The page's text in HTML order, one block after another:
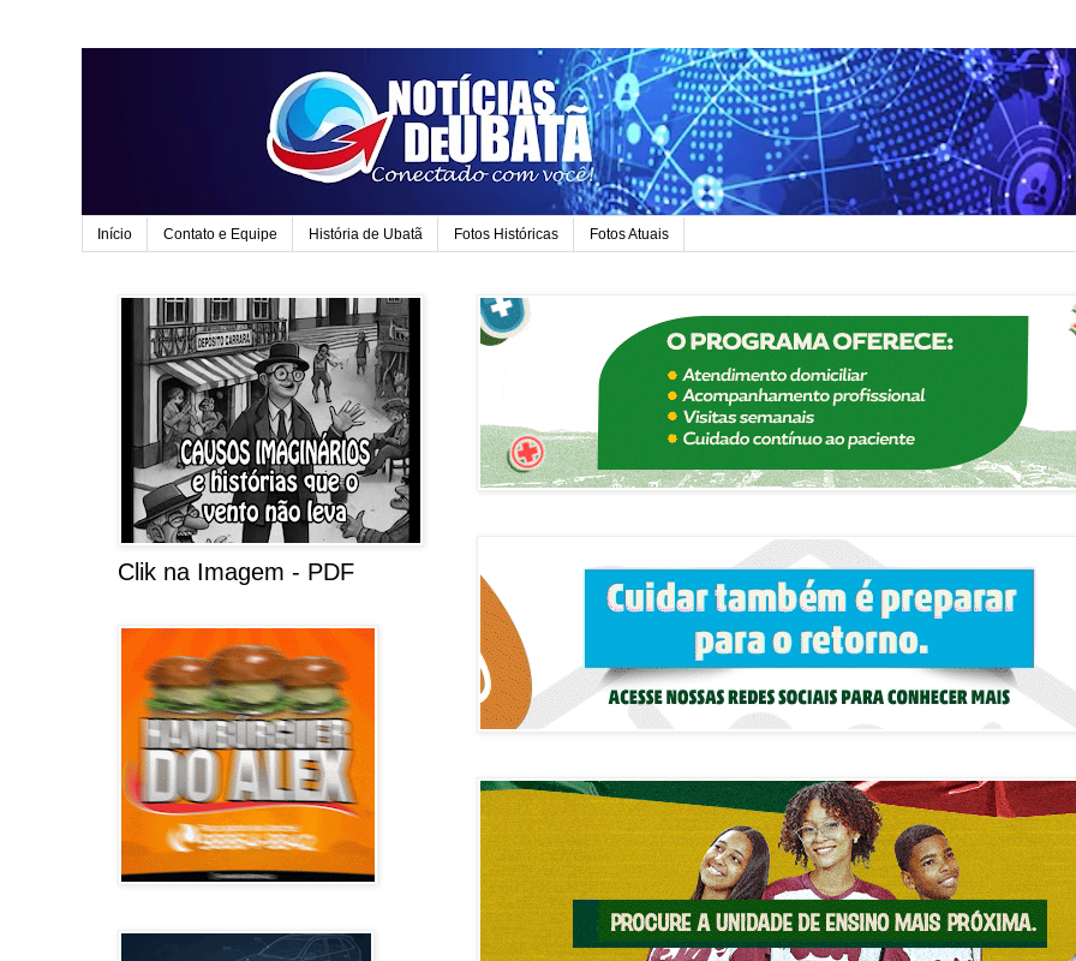
Início Contato e Equipe História de Ubatã Fotos Históricas Fotos Atuais
Clik na Imagem - PDF